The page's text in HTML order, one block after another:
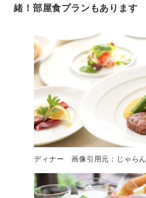
緒！部屋食プランもあります
ディナー 画像引用元：じゃらん